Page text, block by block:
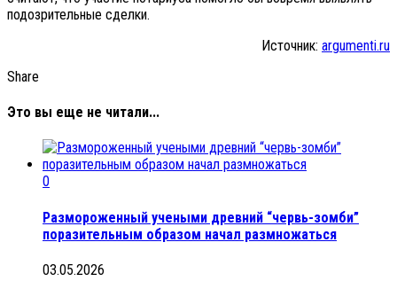
подозрительные сделки.
Источник: argumenti.ru
Share
Это вы еще не читали...
0
Размороженный учеными древний “червь-зомби”
поразительным образом начал размножаться
03.05.2026